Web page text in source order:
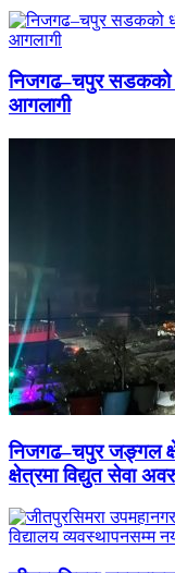
निजगढ–चपुर सडकको
आगलागी
निजगढ–चपुर जङ्गल
क्षेत्रमा विद्युत सेवा